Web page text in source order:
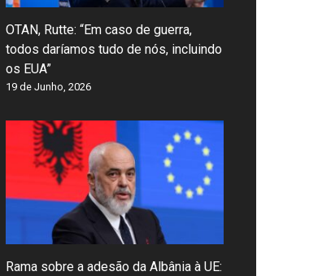
OTAN, Rutte: “Em caso de guerra,
todos daríamos tudo de nós, incluindo
os EUA”
19 de Junho, 2026
Rama sobre a adesão da Albânia à UE: